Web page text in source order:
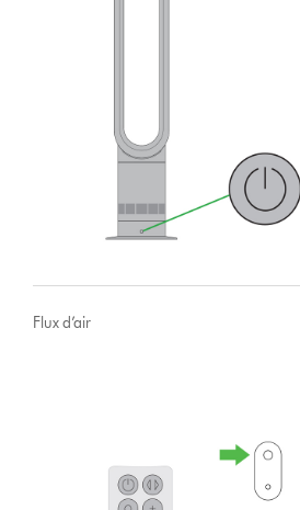
Flux d’air